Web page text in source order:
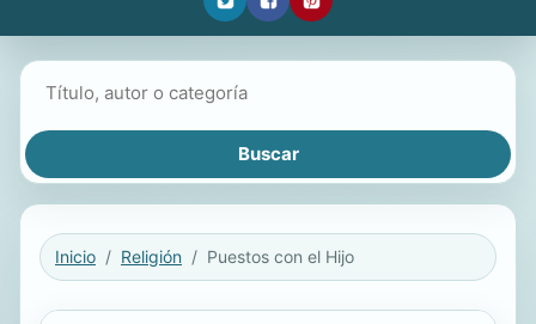
Inicio Religión Puestos con el Hijo